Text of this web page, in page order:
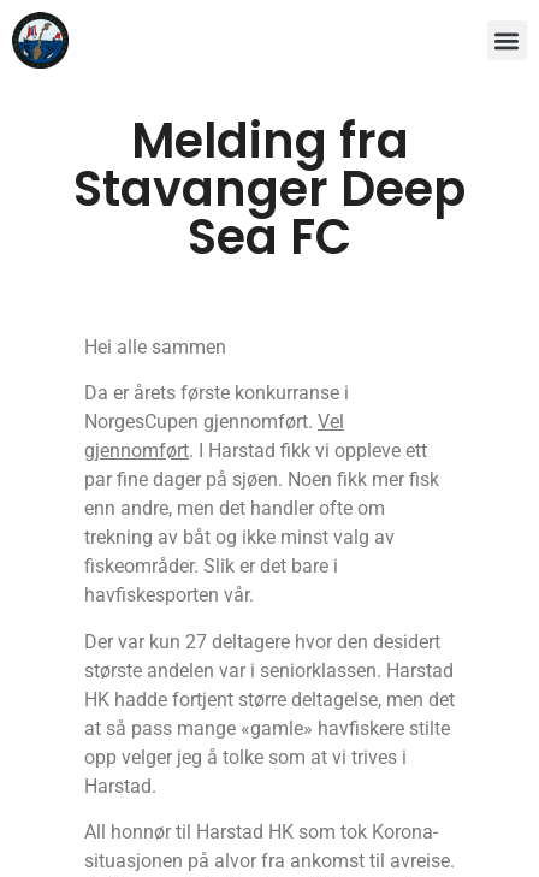
Melding fra
Stavanger Deep
Sea FC
Hei alle sammen
Da er årets første konkurranse i
NorgesCupen gjennomført. Vel
gjennomført. I Harstad fikk vi oppleve ett
par fine dager på sjøen. Noen fikk mer fisk
enn andre, men det handler ofte om
trekning av båt og ikke minst valg av
fiskeområder. Slik er det bare i
havfiskesporten vår.
Der var kun 27 deltagere hvor den desidert
største andelen var i seniorklassen. Harstad
HK hadde fortjent større deltagelse, men det
at så pass mange «gamle» havfiskere stilte
opp velger jeg å tolke som at vi trives i
Harstad.
All honnør til Harstad HK som tok Korona-
situasjonen på alvor fra ankomst til avreise.